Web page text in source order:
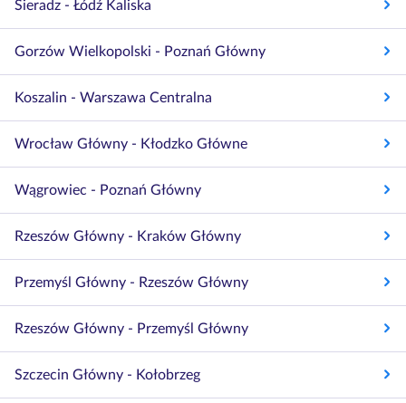
Sieradz - Łódź Kaliska
Gorzów Wielkopolski - Poznań Główny
Koszalin - Warszawa Centralna
Wrocław Główny - Kłodzko Główne
Wągrowiec - Poznań Główny
Rzeszów Główny - Kraków Główny
Przemyśl Główny - Rzeszów Główny
Rzeszów Główny - Przemyśl Główny
Szczecin Główny - Kołobrzeg